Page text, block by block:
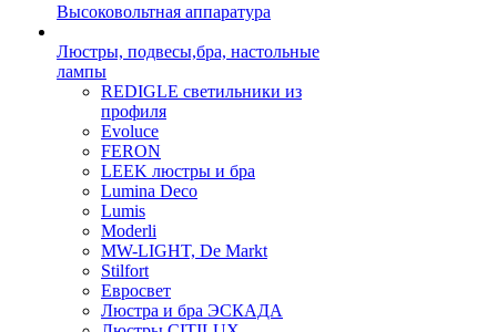
Высоковольтная аппаратура
Люстры, подвесы,бра, настольные
лампы
REDIGLE светильники из
профиля
Evoluce
FERON
LEEK люстры и бра
Lumina Deco
Lumis
Moderli
MW-LIGHT, De Markt
Stilfort
Евросвет
Люстра и бра ЭСКАДА